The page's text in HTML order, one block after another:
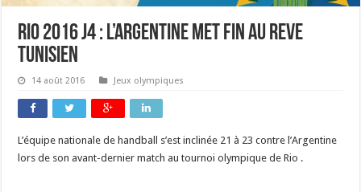
Rio 2016 J4 : L’Argentine met fin au reve
tunisien
14 août 2016 Jeux olympiques
L’équipe nationale de handball s’est inclinée 21 à 23 contre l’Argentine
lors de son avant-dernier match au tournoi olympique de Rio .